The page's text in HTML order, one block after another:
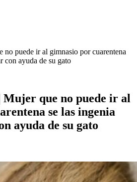
no puede ir al gimnasio por cuarentena
con ayuda de su gato
que no puede ir al
se las ingenia
ayuda de su gato